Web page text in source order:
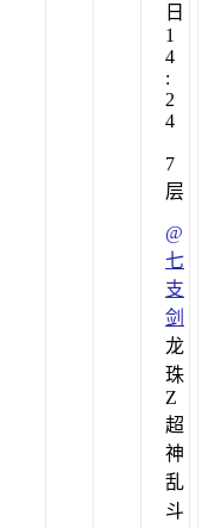
日
1
4
:
2
4
7
层
@
七
支
剑
龙
珠
Z
超
神
乱
斗